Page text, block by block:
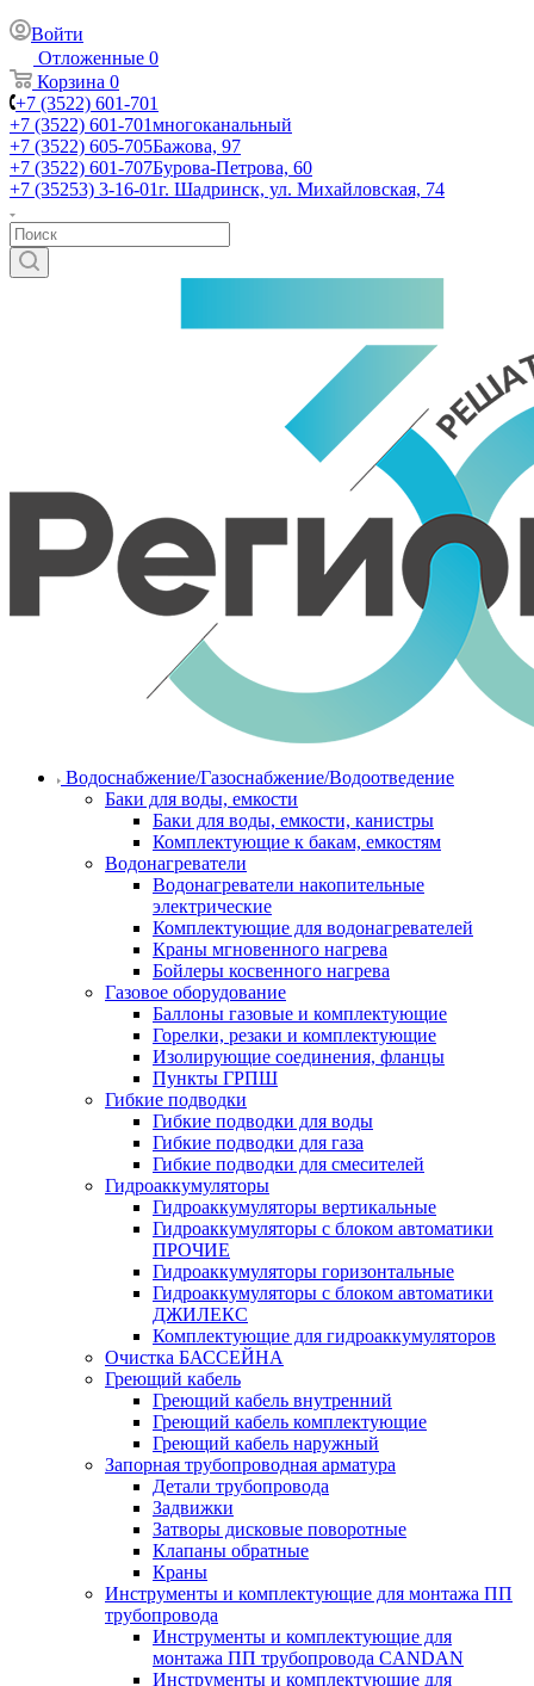
Войти
Отложенные 0
Корзина 0
+7 (3522) 601-701
+7 (3522) 601-701многоканальный
+7 (3522) 605-705Бажова, 97
+7 (3522) 601-707Бурова-Петрова, 60
+7 (35253) 3-16-01г. Шадринск, ул. Михайловская, 74
Водоснабжение/Газоснабжение/Водоотведение
Баки для воды, емкости
Баки для воды, емкости, канистры
Комплектующие к бакам, емкостям
Водонагреватели
Водонагреватели накопительные
электрические
Комплектующие для водонагревателей
Краны мгновенного нагрева
Бойлеры косвенного нагрева
Газовое оборудование
Баллоны газовые и комплектующие
Горелки, резаки и комплектующие
Изолирующие соединения, фланцы
Пункты ГРПШ
Гибкие подводки
Гибкие подводки для воды
Гибкие подводки для газа
Гибкие подводки для смесителей
Гидроаккумуляторы
Гидроаккумуляторы вертикальные
Гидроаккумуляторы с блоком автоматики
ПРОЧИЕ
Гидроаккумуляторы горизонтальные
Гидроаккумуляторы с блоком автоматики
ДЖИЛЕКС
Комплектующие для гидроаккумуляторов
Очистка БАССЕЙНА
Греющий кабель
Греющий кабель внутренний
Греющий кабель комплектующие
Греющий кабель наружный
Запорная трубопроводная арматура
Детали трубопровода
Задвижки
Затворы дисковые поворотные
Клапаны обратные
Краны
Инструменты и комплектующие для монтажа ПП
трубопровода
Инструменты и комплектующие для
монтажа ПП трубопровода CANDAN
Инструменты и комплектующие для